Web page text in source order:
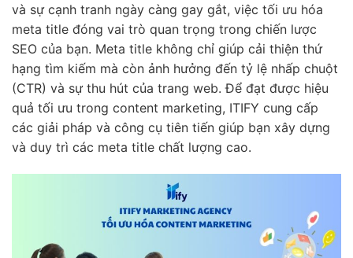
và sự cạnh tranh ngày càng gay gắt, việc tối ưu hóa
meta title đóng vai trò quan trọng trong chiến lược
SEO của bạn. Meta title không chỉ giúp cải thiện thứ
hạng tìm kiếm mà còn ảnh hưởng đến tỷ lệ nhấp chuột
(CTR) và sự thu hút của trang web. Để đạt được hiệu
quả tối ưu trong content marketing, ITIFY cung cấp
các giải pháp và công cụ tiên tiến giúp bạn xây dựng
và duy trì các meta title chất lượng cao.